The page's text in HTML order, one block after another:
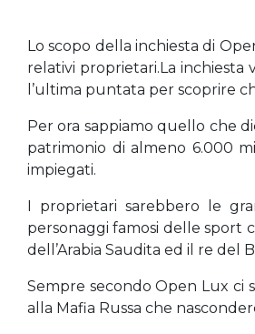
Lo scopo della inchiesta di
relativi proprietari.La
l’ultima puntata per scoprire
Per ora sappiamo quello che
patrimonio di almeno 6.000
impiegati.
I proprietari sarebbero le
personaggi famosi delle sport
dell’Arabia Saudita ed il re del
Sempre secondo Open Lux ci
alla Mafia Russa che